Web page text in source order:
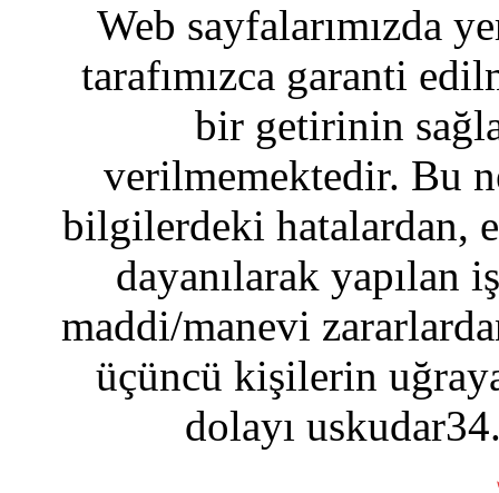
Web sayfalarımızda
tarafımızca garanti
bir getirinin
verilmemektedir. Bu
bilgilerdeki hatalardan,
dayanılarak yapılan
maddi/manevi
üçüncü kişilerin
dolayı